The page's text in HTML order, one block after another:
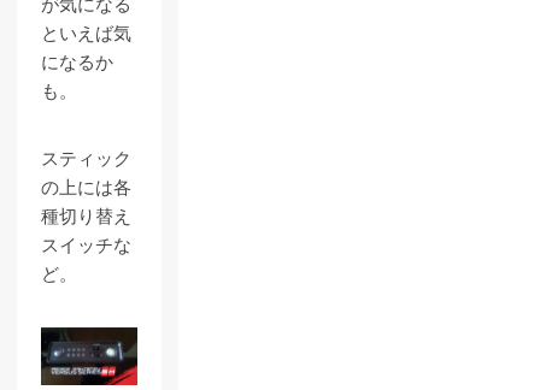
といえば気
になるか
も。
スティック
の上には各
種切り替え
スイッチな
ど。